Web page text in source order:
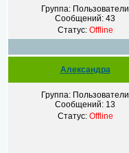
Группа: Пользователи
Сообщений: 43
Статус: Offline
Александра
Группа: Пользователи
Сообщений: 13
Статус: Offline